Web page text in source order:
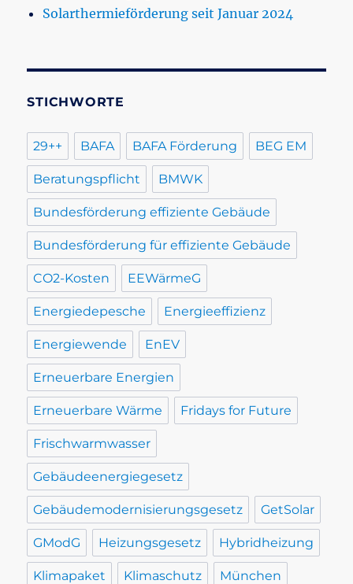
Solarthermieförderung seit Januar 2024
STICHWORTE
29++ BAFA BAFA Förderung BEG EM
Beratungspflicht BMWK
Bundesförderung effiziente Gebäude
Bundesförderung für effiziente Gebäude
CO2-Kosten EEWärmeG
Energiedepesche Energieeffizienz
Energiewende EnEV
Erneuerbare Energien
Erneuerbare Wärme Fridays for Future
Frischwarmwasser
Gebäudeenergiegesetz
Gebäudemodernisierungsgesetz GetSolar
GModG Heizungsgesetz Hybridheizung
Klimapaket Klimaschutz München